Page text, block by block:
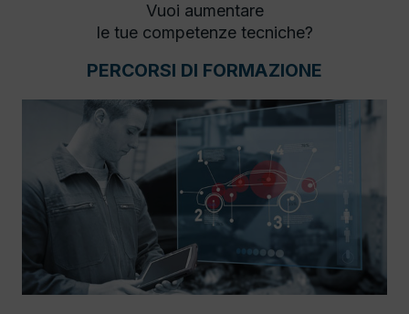
Vuoi aumentare
le tue competenze tecniche?
PERCORSI DI FORMAZIONE